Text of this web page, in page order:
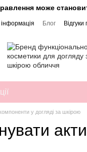
може
Блог
у догляді за шкірою